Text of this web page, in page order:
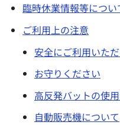
臨時休業情報等につい
ご利用上の注意
安全にご利用いた
お守りください
高反発バットの使
自動販売機について